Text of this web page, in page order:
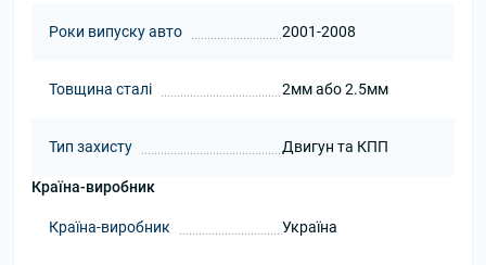
Роки випуску авто 2001-2008
Товщина сталі 2мм або 2.5мм
Тип захисту Двигун та КПП
Країна-виробник
Країна-виробник Україна